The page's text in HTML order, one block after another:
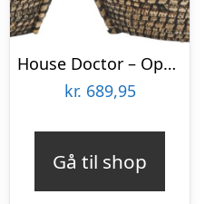
House Doctor – Opbevaringskurve – Distra – Sort Og Natural – 2 Stk
kr. 689,95
Gå til shop